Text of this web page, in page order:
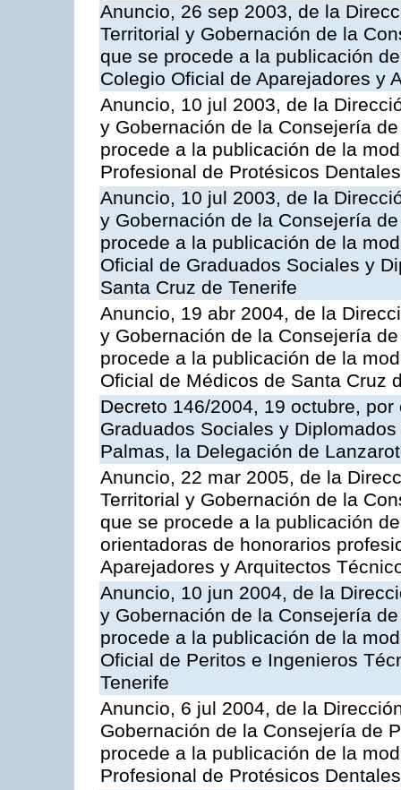
Anuncio, 26 sep 2003, de la
Territorial y Gobernación de la
que se procede a la publicación
Colegio Oficial de Aparejadores y
Anuncio, 10 jul 2003, de la
y Gobernación de la Consejería
procede a la publicación de la
Profesional de Protésicos
Anuncio, 10 jul 2003, de la
y Gobernación de la Consejería
procede a la publicación de la
Oficial de Graduados Sociales y
Santa Cruz de Tenerife
Anuncio, 19 abr 2004, de la
y Gobernación de la Consejería
procede a la publicación de la
Oficial de Médicos de Santa Cruz
Decreto 146/2004, 19 octubre,
Graduados Sociales y
Palmas, la Delegación de
Anuncio, 22 mar 2005, de la
Territorial y Gobernación de la
que se procede a la publicación
orientadoras de honorarios
Aparejadores y Arquitectos
Anuncio, 10 jun 2004, de la
y Gobernación de la Consejería
procede a la publicación de la
Oficial de Peritos e Ingenieros
Tenerife
Anuncio, 6 jul 2004, de la
Gobernación de la Consejería de
procede a la publicación de la
Profesional de Protésicos